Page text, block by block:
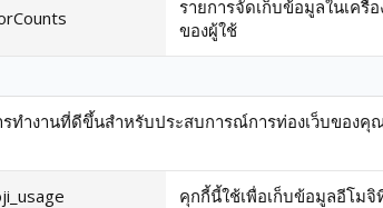
รายการจัดเก็บข้อมูลในเครื่
ของผู้ใช้
รทำงานที่ดีขึ้นสำหรับประสบการณ์การท่องเว็บขอ
คุกกี้นี้ใช้เพื่อเก็บข้อมูลอีโม